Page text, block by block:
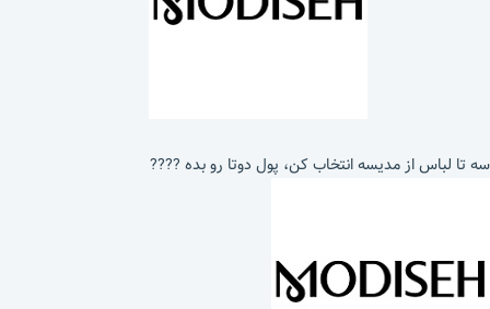
سه تا لباس از مدیسه انتخاب کن، پول دوتا رو بده ????